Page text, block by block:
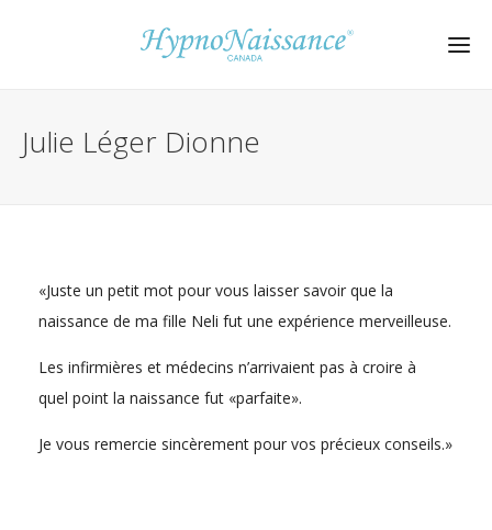
Julie Léger Dionne
«Juste un petit mot pour vous laisser savoir que la
naissance de ma fille Neli fut une expérience merveilleuse.
Les infirmières et médecins n’arrivaient pas à croire à
quel point la naissance fut «parfaite».
Je vous remercie sincèrement pour vos précieux conseils.»